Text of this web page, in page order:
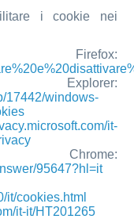
i cookie nei
Explorer:
17442/windows-
it-
95647?hl=it
it/cookies.html
it-it/HT201265